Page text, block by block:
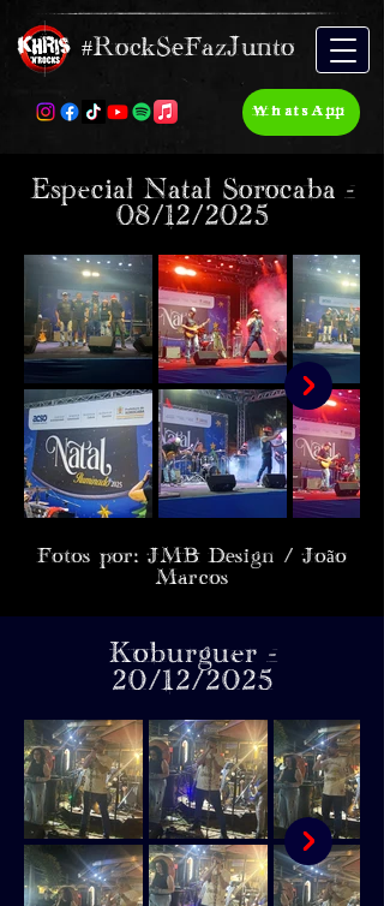
#RockSeFazJunto
WhatsApp
Especial Natal Sorocaba -
08/12/2025
Fotos por: JMB Design / João
Marcos
Koburguer -
20/12/2025